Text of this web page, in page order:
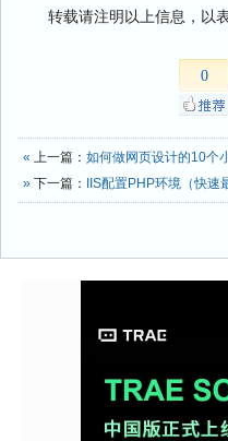
转载请注明以上信息，以表
0
« 上一篇： 如何做网页设计的10个
» 下一篇： IIS配置PHP环境（快速